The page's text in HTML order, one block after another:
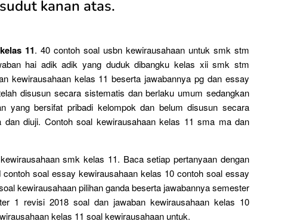
kanan atas.
11. 40 contoh soal usbn kewirausahaan untuk smk stm
hai adik adik yang duduk dibangku kelas xii smk stm
kewirausahaan kelas 11 beserta jawabannya pg dan essay
disusun secara sistematis dan berlaku umum sedangkan
yang bersifat pribadi kelompok dan belum disusun secara
dan diuji. Contoh soal kewirausahaan kelas 11 sma ma dan
smk kelas 11. Baca setiap pertanyaan dengan
soal essay kewirausahaan kelas 10 contoh soal essay
kewirausahaan pilihan ganda beserta jawabannya semester
1 revisi 2018 soal dan jawaban kewirausahaan kelas 10
kelas 11 soal kewirausahaan untuk.